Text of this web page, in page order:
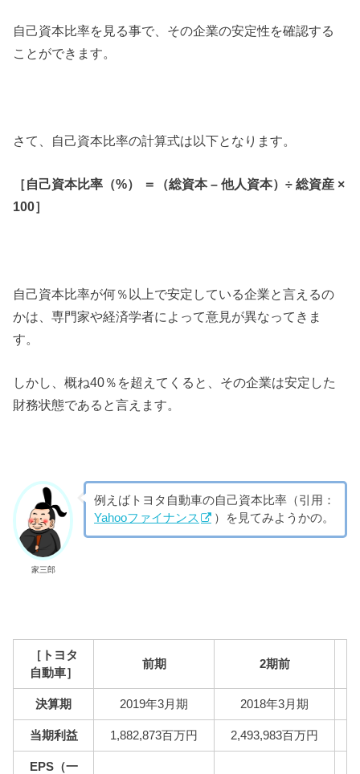
自己資本比率を見る事で、その企業の安定性を確認する
ことができます。
さて、自己資本比率の計算式は以下となります。
［自己資本比率（%） ＝（総資本 – 他人資本）÷ 総資産 ×
100］
自己資本比率が何％以上で安定している企業と言えるの
かは、専門家や経済学者によって意見が異なってきま
す。
しかし、概ね40％を超えてくると、その企業は安定した
財務状態であると言えます。
家三郎
例えばトヨタ自動車の自己資本比率（引用：
Yahooファイナンス
）を見てみようかの。
［トヨタ
自動車］
前期 2期前
決算期 2019年3月期 2018年3月期
当期利益 1,882,873百万円 2,493,983百万円
EPS（一